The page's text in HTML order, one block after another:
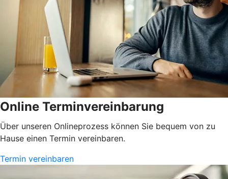
Online Terminvereinbarung
Über unseren Onlineprozess können Sie bequem von zu
Hause einen Termin vereinbaren.
Termin vereinbaren